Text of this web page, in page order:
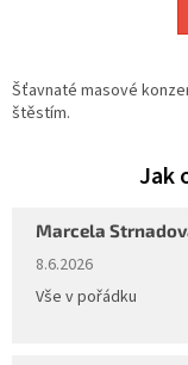
Šťavnaté masové
štěstím.
Marcela
Hodnocení obchodu
8.6.2026
Vše v pořádku